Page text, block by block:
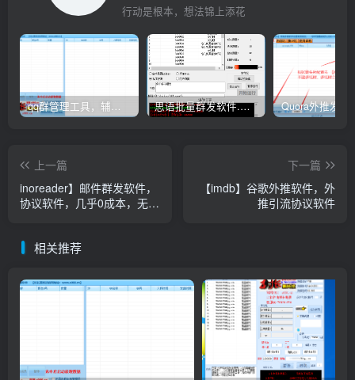
行动是根本，想法锦上添花
qq群管理工具，辅助群员导出工具(软件批量导出好帮手：QQ群成员一键提取，QQ群员提取【QQ群员提取】 思语批量群发软件.私信.点赞.加好友功能+查询手机是否已注册账号
上一篇
inoreader】邮件群发软件，
协议软件，几乎0成本，无限
下一篇
【imdb】谷歌外推软件，外
推引流协议软件
相关推荐